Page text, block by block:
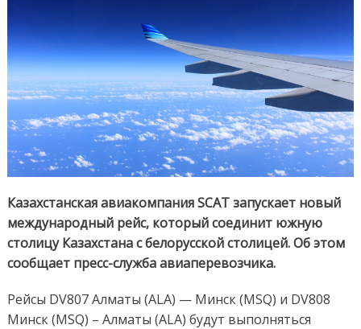
Казахстанская авиакомпания SCAT запускает новый
международный рейс, который соединит южную
столицу Казахстана с белорусской столицей. Об этом
сообщает пресс-служба авиаперевозчика.
Рейсы DV807 Алматы (ALA) — Минск (MSQ) и DV808
Минск (MSQ) – Алматы (ALA) будут выполняться